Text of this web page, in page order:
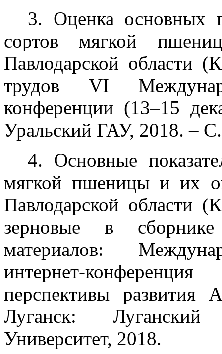
3. Оценка основных
сортов мягкой
Павлодарской области
трудов VI
конференции (13–15
Уральский ГАУ, 2018. –
4. Основные
мягкой пшеницы и их
Павлодарской области
зерновые в
материалов:
интернет-
перспективы
Луганск:
Университет, 2018.